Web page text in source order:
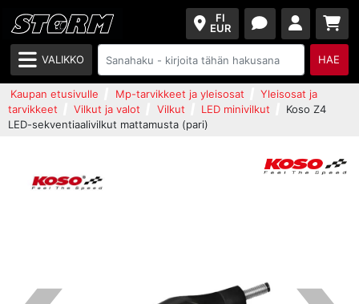
FI
EUR
VALIKKO HAE
Kaupan etusivulle Mp-tarvikkeet ja yleisosat
Yleisosat ja
tarvikkeet
Vilkut ja valot Vilkut LED minivilkut
Koso Z4
LED-sekventiaalivilkut mattamusta (pari)